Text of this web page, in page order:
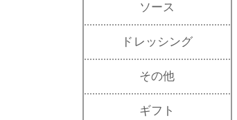
ソース
ドレッシング
その他
ギフト